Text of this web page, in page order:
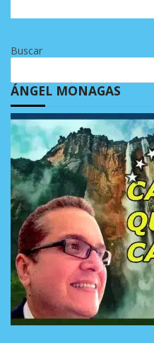
Buscar
ÁNGEL MONAGAS